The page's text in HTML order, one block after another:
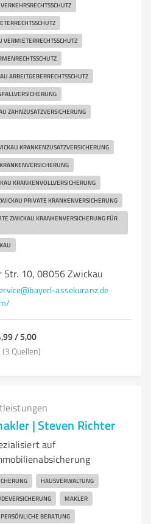
VERMIETERRECHTSSCHUTZ
ARBEITGEBERRECHTSSCHUTZ
ZAHNZUSATZVERSICHERUNG
KRANKENZUSATZVERSICHERUNG
KRANKENVOLLVERSICHERUNG
PRIVATE KRANKENVERSICHERUNG
ZWICKAU KRANKENVERSICHERUNG FÜR
Str. 10, 08056 Zwickau
assekuranz.de
/ 5,00
(3 Quellen)
| Steven Richter
auf
HAUSVERWALTUNG
MAKLER
BERATUNG